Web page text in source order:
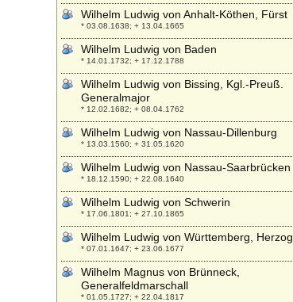
Wilhelm Ludwig von Anhalt-Köthen, Fürst
* 03.08.1638; + 13.04.1665
Wilhelm Ludwig von Baden
* 14.01.1732; + 17.12.1788
Wilhelm Ludwig von Bissing, Kgl.-Preuß.
Generalmajor
* 12.02.1682; + 08.04.1762
Wilhelm Ludwig von Nassau-Dillenburg
* 13.03.1560; + 31.05.1620
Wilhelm Ludwig von Nassau-Saarbrücken
* 18.12.1590; + 22.08.1640
Wilhelm Ludwig von Schwerin
* 17.06.1801; + 27.10.1865
Wilhelm Ludwig von Württemberg, Herzog
* 07.01.1647; + 23.06.1677
Wilhelm Magnus von Brünneck,
Generalfeldmarschall
* 01.05.1727; + 22.04.1817